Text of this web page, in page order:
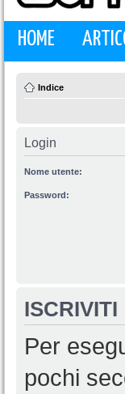
HOME
Indice
Login
Nome utente:
Password:
ISCRIVITI
Per
pochi